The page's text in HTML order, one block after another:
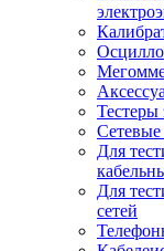
Тестеры
Сетевые
Для
Для
сетей